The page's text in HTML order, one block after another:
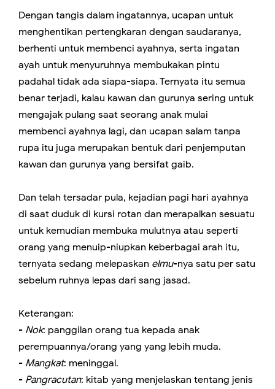
Dengan tangis dalam ingatannya, ucapan untuk
menghentikan pertengkaran dengan saudaranya,
berhenti untuk membenci ayahnya, serta ingatan
ayah untuk menyuruhnya membukakan pintu
padahal tidak ada siapa-siapa. Ternyata itu semua
benar terjadi, kalau kawan dan gurunya sering untuk
mengajak pulang saat seorang anak mulai
membenci ayahnya lagi, dan ucapan salam tanpa
rupa itu juga merupakan bentuk dari penjemputan
kawan dan gurunya yang bersifat gaib.
Dan telah tersadar pula, kejadian pagi hari ayahnya
di saat duduk di kursi rotan dan merapalkan sesuatu
untuk kemudian membuka mulutnya atau seperti
orang yang menuip-niupkan keberbagai arah itu,
ternyata sedang melepaskan elmu-nya satu per satu
sebelum ruhnya lepas dari sang jasad.
Keterangan:
- Nok: panggilan orang tua kepada anak
perempuannya/orang yang yang lebih muda.
- Mangkat: meninggal.
- Pangracutan: kitab yang menjelaskan tentang jenis